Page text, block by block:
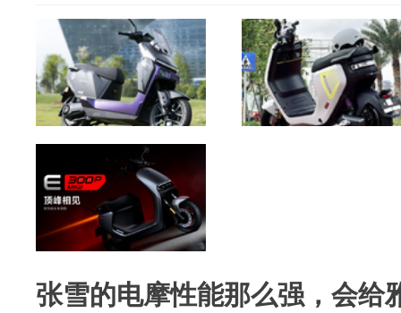
张雪的电摩性能那么强，会给